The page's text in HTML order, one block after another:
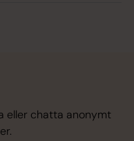
eller chatta anonymt